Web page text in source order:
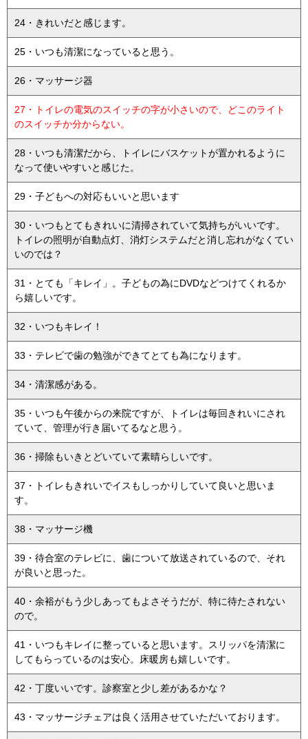
24・きれいだと感じます。
25・いつも清潔になっていると思う。
26・マッサージ器
27・トイレの電気のスイッチの字が小さいので、どこのライト
のスイッチか分からない。
28・いつも清潔だから、トイレにバスケットが置かれるように
なって使いやすいと感じた。
29・子どもへの対応もいいと思います
30・いつもとてもきれいに清掃されていて気持ちがいいです。
トイレの照明が自動点灯、消灯システムだと消し忘れがなくてい
いのでは？
31・とても「キレイ」。子どもの為にDVDなどつけてくれるか
ら嬉しいです。
32・いつもキレイ！
33・テレビで歯の勉強ができてとても為になります。
34・清潔感がある。
35・いつも午後からの来院ですが、トイレは毎回きれいにされ
ていて、管理が行き届いてるなと思う。
36・掃除もいきとどいていて素晴らしいです。
37・トイレもきれいでイスもしっかりしていて良いと思いま
す。
38・マッサージ機
39・待合室のテレビに、歯について放送されているので、それ
が良いと思った。
40・余裕がもう少しあってもよさそうだが、特に待たされない
ので。
41・いつもキレイに整っていると思います。スリッパを清潔に
してもらっているのは安心。床暖房も嬉しいです。
42・丁度いいです。診察室と少し差があるかな？
43・マッサージチェアは良く活用させていただいております。